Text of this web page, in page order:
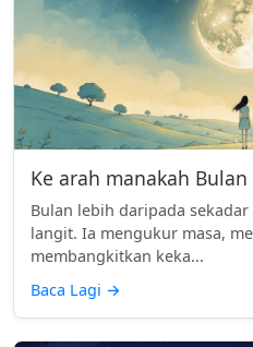
Ke arah manakah
Bulan lebih daripada
langit. Ia mengukur masa,
membangkitkan keka...
Baca Lagi →